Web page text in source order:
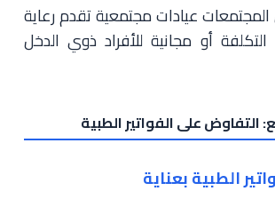
عيادات مجتمعية تقدم رعاية
أو مجانية للأفراد ذوي الدخل
التفاوض على الفواتير الطبية
الطبية بعناية